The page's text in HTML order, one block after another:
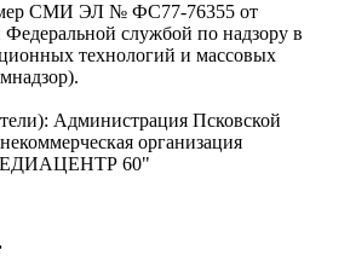
СМИ ЭЛ № ФС77-76355 от
службой по надзору в
технологий и массовых
Администрация Псковской
организация
60"